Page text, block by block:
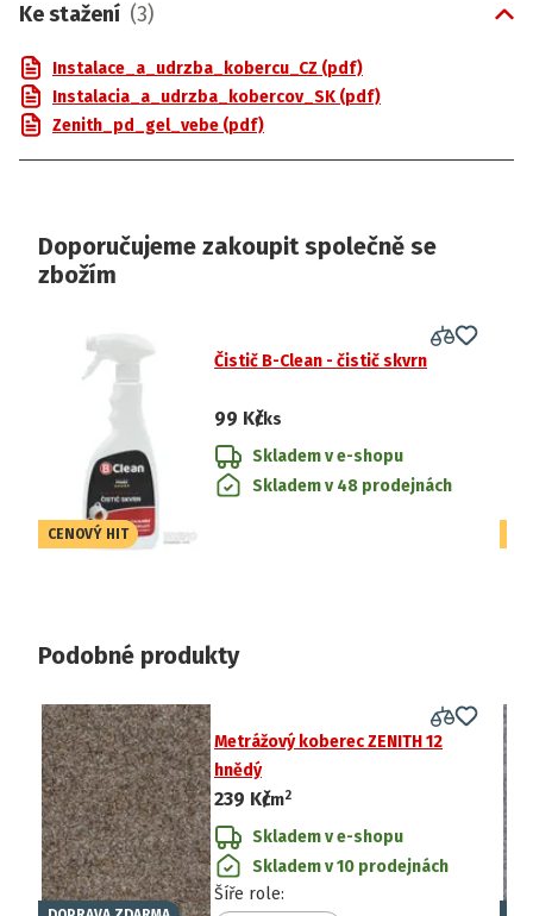
Ke stažení (3)
Instalace_a_udrzba_kobercu_CZ (pdf)
Instalacia_a_udrzba_kobercov_SK (pdf)
Zenith_pd_gel_vebe (pdf)
Doporučujeme zakoupit společně se
zbožím
CENOVÝ HIT
Čistič B-Clean - čistič skvrn
99 Kč/ks
Skladem v e-shopu
Skladem v 48 prodejnách
Podobné produkty
Metrážový koberec ZENITH 12
hnědý
239 Kč
/m2
Skladem v e-shopu
Skladem v 10 prodejnách
Šíře role: